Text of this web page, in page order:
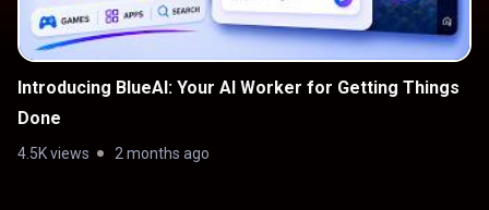
Introducing BlueAI: Your AI Worker for Getting Things
Done
4.5K views 2 months ago